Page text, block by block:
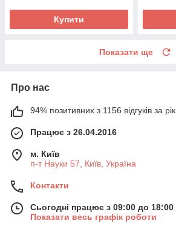
Купити
Показати ще
Про нас
94% позитивних з 1156 відгуків за рік
Працює з 26.04.2016
м. Київ
п-т Науки 57, Київ, Україна
Контакти
Сьогодні працює з 09:00 до 18:00
Показати весь графік роботи